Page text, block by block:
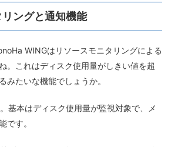
ングと通知機能
WINGはリソースモニタリングによる
。これはディスク使用量がしきい値を超
みたいな機能でしょうか。
基本はディスク使用量が監視対象で、メ
です。